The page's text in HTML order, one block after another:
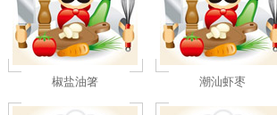
椒盐油箸 潮汕虾枣